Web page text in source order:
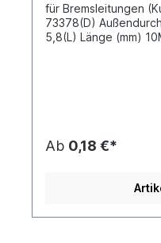
für Bremsleitungen
73378(D)
5,8(L) Länge (mm)
Verbindungen, wie
Verschraubungen.
und ein fester Sitz
Ab 0,18 €*